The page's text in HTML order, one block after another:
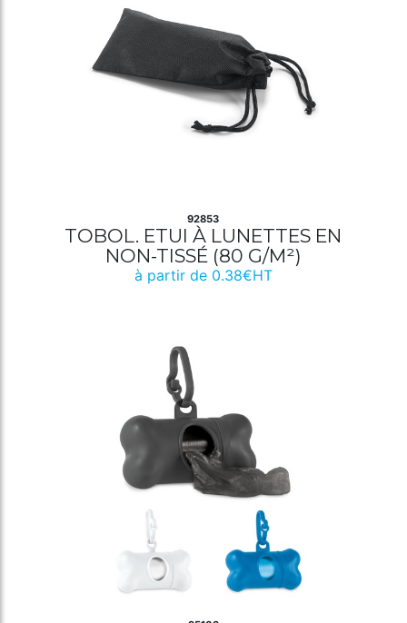
92853
TOBOL. ETUI À LUNETTES EN
NON-TISSÉ (80 G/M²)
à partir de 0.38€HT